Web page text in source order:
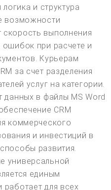
и структура
возможности
выполнения
при расчете и
Курьерам
за счет разделения
услуг на категории.
данных в файлы MS Word
CRM
коммерческого
и инвестиций в
развития.
универсальной
единым
для всех